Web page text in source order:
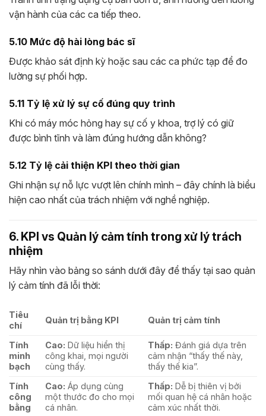
vận hành của các ca tiếp theo.
5.10 Mức độ hài lòng bác sĩ
Được khảo sát định kỳ hoặc sau các ca phức tạp để đo
lường sự phối hợp.
5.11 Tỷ lệ xử lý sự cố đúng quy trình
Khi có máy móc hỏng hay sự cố y khoa, trợ lý có giữ
được bình tĩnh và làm đúng hướng dẫn không?
5.12 Tỷ lệ cải thiện KPI theo thời gian
Ghi nhận sự nỗ lực vượt lên chính mình – đây chính là biểu
hiện cao nhất của trách nhiệm với nghề nghiệp.
6. KPI vs Quản lý cảm tính trong xử lý trách
nhiệm
Hãy nhìn vào bảng so sánh dưới đây để thấy tại sao quản
lý cảm tính đã lỗi thời:
Tiêu
chí
Quản trị bằng KPI Quản trị cảm tính
Tính
minh
bạch
Cao: Dữ liệu hiển thị
công khai, mọi người
cùng thấy.
Thấp: Đánh giá dựa trên
cảm nhận “thấy thế này,
thấy thế kia”.
Tính
công
bằng
Cao: Áp dụng cùng
một thước đo cho mọi
cá nhân.
Thấp: Dễ bị thiên vị bởi
mối quan hệ cá nhân hoặc
cảm xúc nhất thời.